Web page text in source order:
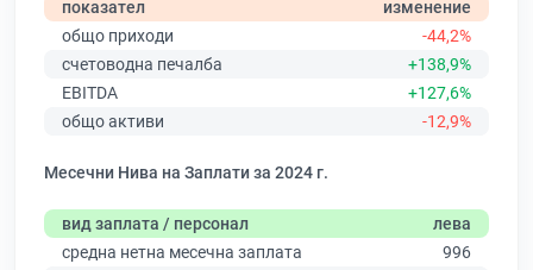
показател
изменение
общо приходи
-44,2%
счетоводна печалба
+138,9%
EBITDA
+127,6%
общо активи
-12,9%
Месечни Нива на Заплати за 2024 г.
вид заплата / персонал
лева
средна нетна месечна заплата
996